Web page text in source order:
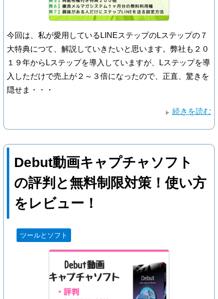
今回は、私が愛用しているLINEステップのLステップの７
大特典につて、解説していきたいと思います。弊社も２０
１９年からLステップを導入していますが、Lステップを導
入しただけで売上が２～３倍になったので、正直、驚きを
隠せま・・・
続きを読む
Debut動画キャプチャソフト
の評判と無料制限対策！使い方
をレビュー！
ツールとソフト